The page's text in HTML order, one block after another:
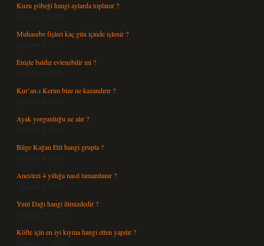
Kuzu göbeği hangi aylarda toplanır ?
Ağustos 8, 2026
Muhasebe fişleri kaç gün içinde işlenir ?
Ağustos 8, 2026
Enişte baldız evlenebilir mi ?
Ağustos 6, 2026
Kur’an-ı Kerim bize ne kazandırır ?
Ağustos 6, 2026
Ayak yorgunluğu ne alır ?
Ağustos 5, 2026
Bilge Kağan Etil hangi grupta ?
Ağustos 4, 2026
Anestezi 4 yıllığa nasıl tamamlanır ?
Ağustos 4, 2026
Yunt Dağı hangi ilimizdedir ?
Temmuz 29, 2026
Köfte için en iyi kıyma hangi etten yapılır ?
Temmuz 27, 2026